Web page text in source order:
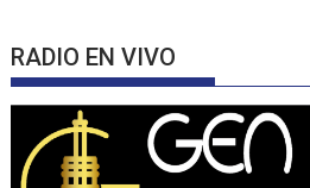
RADIO EN VIVO